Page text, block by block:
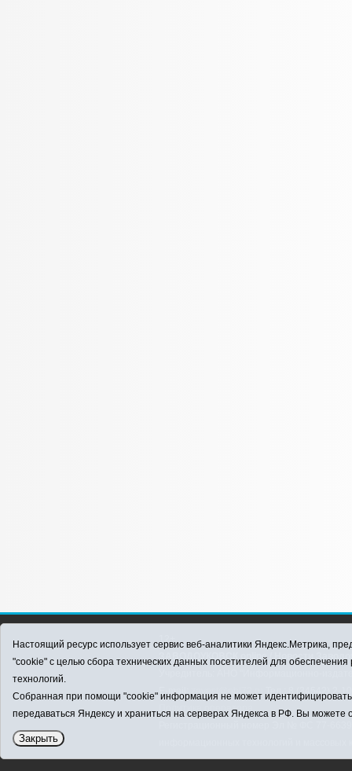
ЗАВОДОУКОВСК online / Новости
E-mail:
Тел.: 8 (34542) 2-
Политика оператора
Настоящий ресурс использует сервис веб-аналитики Яндекс.Метрика,
"cookie" с целью сбора технических данных посетителей для
технологий.
Собранная при помощи "cookie" информация не может
передаваться Яндексу и храниться на серверах Яндекса в РФ. Вы
Закрыть